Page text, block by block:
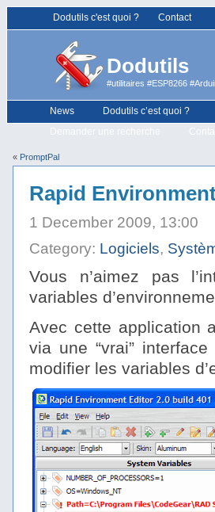
Dodutils c'est quoi ? Contact
Dodutils
#utilitaires #ESP8266
News Dodutils c’est quoi ?
Demander une recherche
« PromptPal
Rapid
1 December 2009, 13:00
Category: Logiciels,
Vous n’aimez pas
variables
Avec cette application
via une “vrai”
modifier les variables